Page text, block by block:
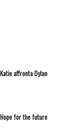
Katie affronta Dylan
Hope for the future